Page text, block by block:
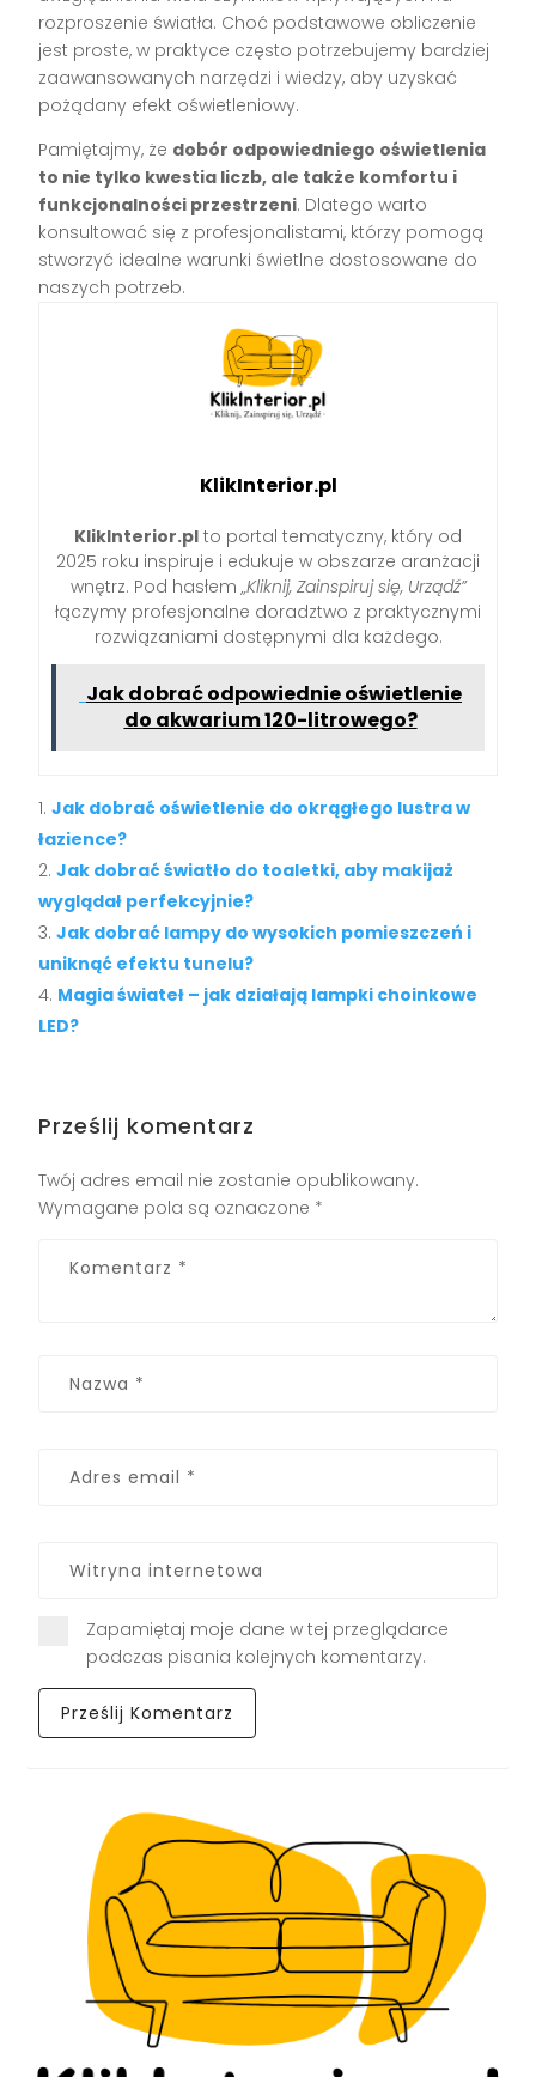
rozproszenie światła. Choć podstawowe obliczenie
jest proste, w praktyce często potrzebujemy bardziej
zaawansowanych narzędzi i wiedzy, aby uzyskać
pożądany efekt oświetleniowy.
Pamiętajmy, że dobór odpowiedniego oświetlenia
to nie tylko kwestia liczb, ale także komfortu i
funkcjonalności przestrzeni. Dlatego warto
konsultować się z profesjonalistami, którzy pomogą
stworzyć idealne warunki świetlne dostosowane do
naszych potrzeb.
KlikInterior.pl
KlikInterior.pl to portal tematyczny, który od
2025 roku inspiruje i edukuje w obszarze aranżacji
wnętrz. Pod hasłem „Kliknij, Zainspiruj się, Urządź”
łączymy profesjonalne doradztwo z praktycznymi
rozwiązaniami dostępnymi dla każdego.
Jak dobrać odpowiednie oświetlenie
do akwarium 120-litrowego?
Jak dobrać oświetlenie do okrągłego lustra w
łazience?
Jak dobrać światło do toaletki, aby makijaż
wyglądał perfekcyjnie?
Jak dobrać lampy do wysokich pomieszczeń i
uniknąć efektu tunelu?
Magia świateł – jak działają lampki choinkowe
LED?
Prześlij komentarz
Twój adres email nie zostanie opublikowany.
Wymagane pola są oznaczone *
Zapamiętaj moje dane w tej przeglądarce
podczas pisania kolejnych komentarzy.